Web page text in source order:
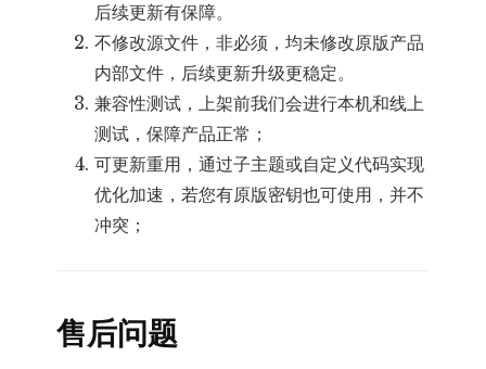
后续更新有保障。
不修改源文件，非必须，均未修改原版产品
内部文件，后续更新升级更稳定。
兼容性测试，上架前我们会进行本机和线上
测试，保障产品正常；
可更新重用，通过子主题或自定义代码实现
优化加速，若您有原版密钥也可使用，并不
冲突；
售后问题